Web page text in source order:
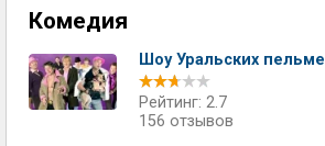
Комедия
Шоу Уральских
Рейтинг: 2.7
156 отзывов